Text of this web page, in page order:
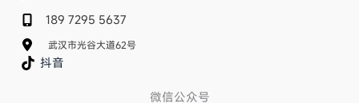
189 7295 5637
武汉市光谷大道62号
抖音
微信公众号